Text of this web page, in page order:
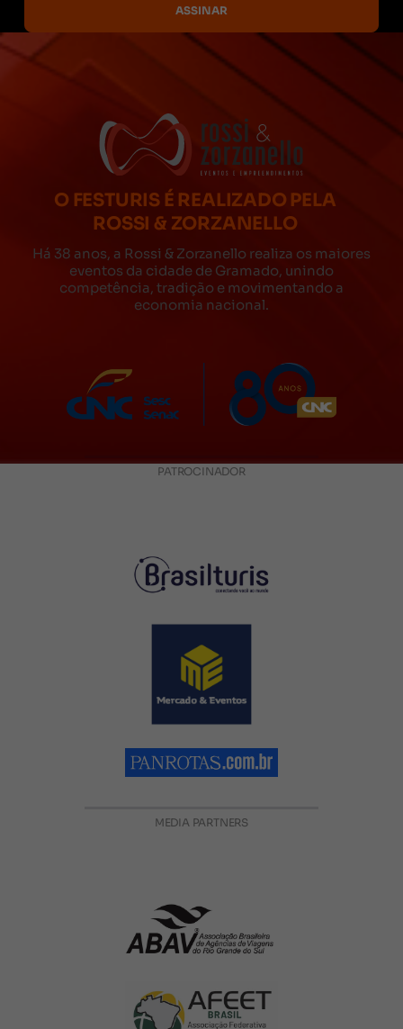
O FESTURIS É REALIZADO PELA
ROSSI & ZORZANELLO
Há 38 anos, a Rossi & Zorzanello realiza os maiores
eventos da cidade de Gramado, unindo
competência, tradição e movimentando a
economia nacional.
PATROCINADOR
MEDIA PARTNERS